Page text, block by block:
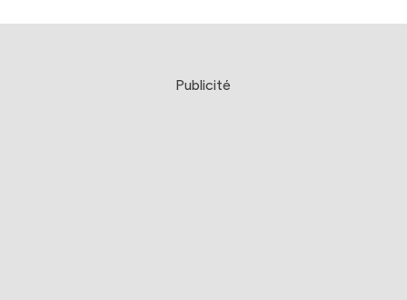
Publicité